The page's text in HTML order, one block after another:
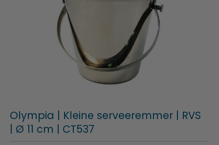
Olympia | Kleine serveeremmer | RVS
| Ø 11 cm | CT537